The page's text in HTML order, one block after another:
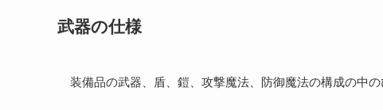
武器の仕様
装備品の武器、盾、鎧、攻撃魔法、防御魔法の構成の中の